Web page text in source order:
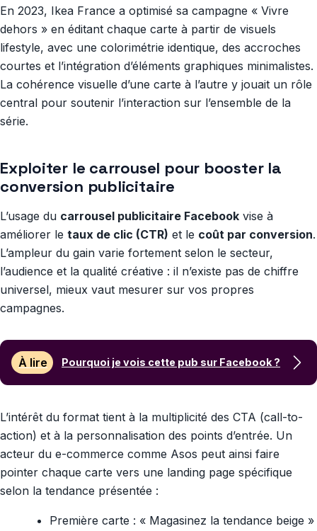
En 2023, Ikea France a optimisé sa campagne « Vivre
dehors » en éditant chaque carte à partir de visuels
lifestyle, avec une colorimétrie identique, des accroches
courtes et l’intégration d’éléments graphiques minimalistes.
La cohérence visuelle d’une carte à l’autre y jouait un rôle
central pour soutenir l’interaction sur l’ensemble de la
série.
Exploiter le carrousel pour booster la
conversion publicitaire
L’usage du carrousel publicitaire Facebook vise à
améliorer le taux de clic (CTR) et le coût par conversion.
L’ampleur du gain varie fortement selon le secteur,
l’audience et la qualité créative : il n’existe pas de chiffre
universel, mieux vaut mesurer sur vos propres
campagnes.
À lire Pourquoi je vois cette pub sur Facebook ?
L’intérêt du format tient à la multiplicité des CTA (call-to-
action) et à la personnalisation des points d’entrée. Un
acteur du e-commerce comme Asos peut ainsi faire
pointer chaque carte vers une landing page spécifique
selon la tendance présentée :
Première carte : « Magasinez la tendance beige »